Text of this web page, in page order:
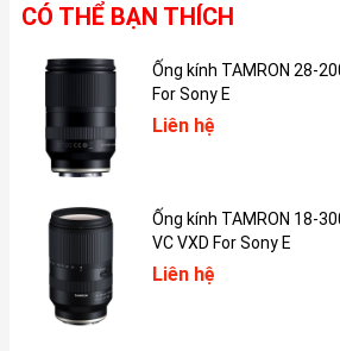
bản iPhone tiền nhiệm.
CÓ THỂ BẠN THÍCH
Ống kính TAMRON 28-200mm F2.8-5.6 Di III RXD
For Sony E
Liên hệ
Ống kính TAMRON 18-300mm F3.5-6.3 Di III-A
VC VXD For Sony E
Liên hệ